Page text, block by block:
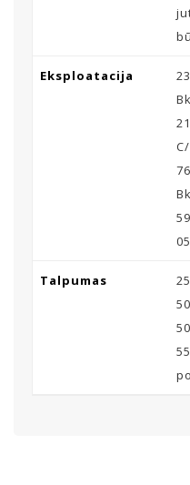
Eksploatacija
Bk
Bk
Talpumas